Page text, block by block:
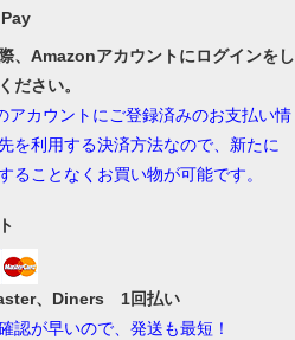
、Amazonアカウントにログインをし
ださい。
アカウントにご登録済みのお支払い情
を利用する決済方法なので、新たに
ることなくお買い物が可能です。
、Diners 1回払い
認が早いので、発送も最短！